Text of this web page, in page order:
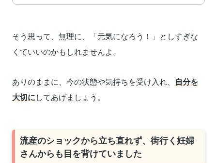
そう思って、無理に、「元気になろう！」としすぎな
くていいのかもしれませんよ。
ありのままに、今の状態や気持ちを受け入れ、
自分を
大切に してあげましょう。
流産のショックから立ち直れず、街行く妊婦
さんからも目を背けていました